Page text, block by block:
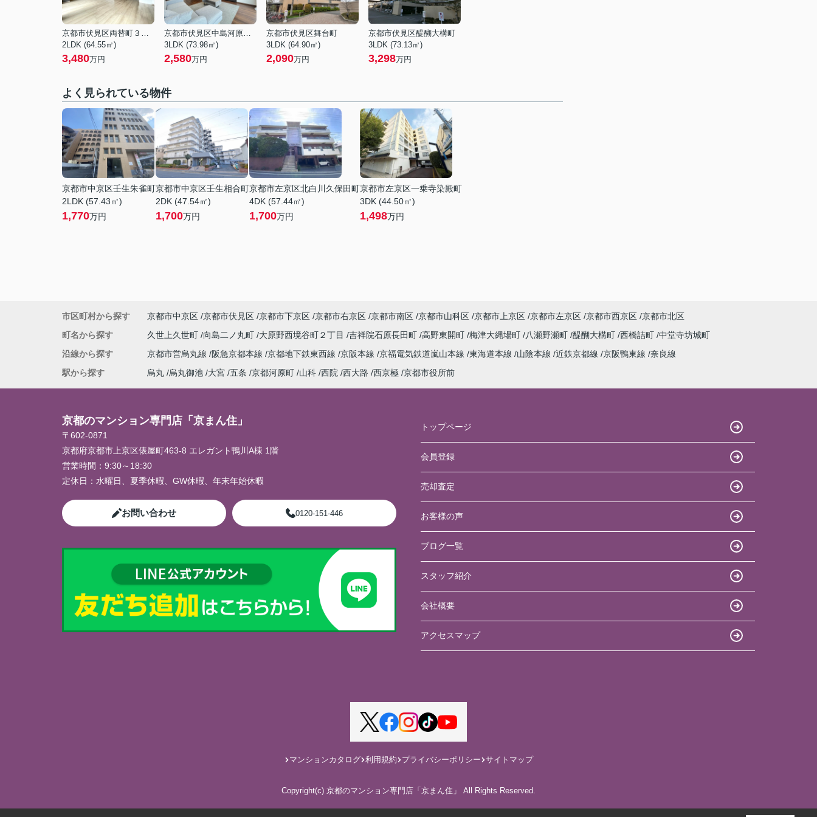
京都市伏見区両替町３丁目
2LDK (64.55㎡)
3,480万円
京都市伏見区中島河原田町
3LDK (73.98㎡)
2,580万円
京都市伏見区舞台町
3LDK (64.90㎡)
2,090万円
京都市伏見区醍醐大構町
3LDK (73.13㎡)
3,298万円
よく見られている物件
京都市中京区壬生朱雀町
2LDK (57.43㎡)
1,770万円
京都市中京区壬生相合町
2DK (47.54㎡)
1,700万円
京都市左京区北白川久保田町
4DK (57.44㎡)
1,700万円
京都市左京区一乗寺染殿町
3DK (44.50㎡)
1,498万円
市区町村から探す 京都市中京区 京都市伏見区 京都市下京区 京都市右京区 京都市南区 京都市山科区 京都市上京区 京都市左京区 京都市西京区 京都市北区
町名から探す
久世上久世町 向島二ノ丸町 大原野西境谷町２丁目 吉祥院石原長田町 高野東開町 梅津大縄場町 八瀬野瀬町 醍醐大構町 西橋詰町 中堂寺坊城町
沿線から探す
京都市営烏丸線 阪急京都本線 京都地下鉄東西線 京阪本線 京福電気鉄道嵐山本線 東海道本線 山陰本線 近鉄京都線 京阪鴨東線 奈良線
駅から探す
烏丸 烏丸御池 大宮 五条 京都河原町 山科 西院 西大路 西京極 京都市役所前
京都のマンション専門店「京まん住」
〒602-0871
京都府京都市上京区俵屋町463-8 エレガント鴨川A棟 1階
営業時間： 9:30～18:30
定休日： 水曜日、夏季休暇、GW休暇、年末年始休暇
お問い合わせ 0120-151-446
トップページ
会員登録
売却査定
お客様の声
ブログ一覧
スタッフ紹介
会社概要
アクセスマップ
マンションカタログ 利用規約 プライバシーポリシー サイトマップ
Copyright(c) 京都のマンション専門店「京まん住」 All Rights Reserved.